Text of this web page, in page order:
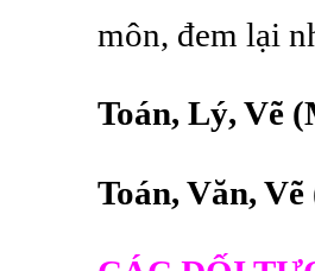
môn, đem lại
Toán, Lý, Vẽ
Toán, Văn,